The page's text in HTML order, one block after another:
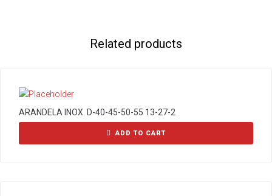
Related products
ARANDELA INOX. D-40-45-50-55 13-27-2
ADD TO CART